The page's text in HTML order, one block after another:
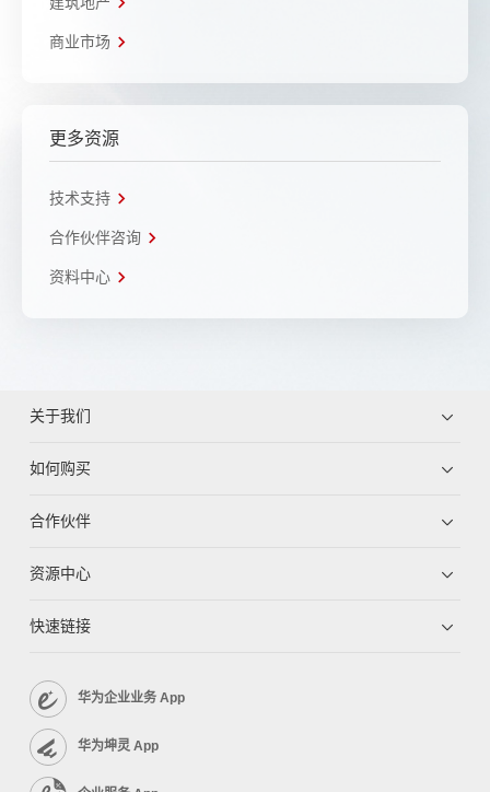
商业市场
更多资源
技术支持
合作伙伴咨询
资料中心
关于我们
如何购买
合作伙伴
资源中心
快速链接
华为企业业务 App
华为坤灵 App